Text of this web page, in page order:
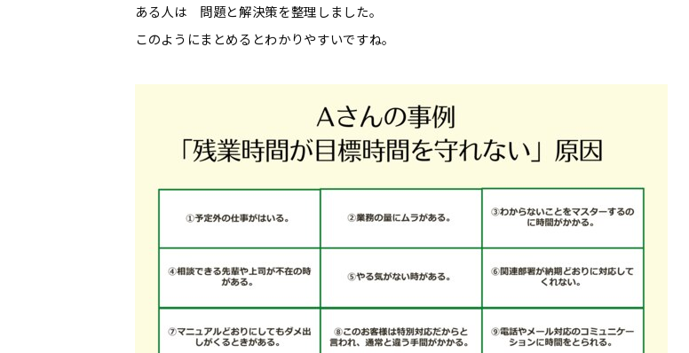
ある人は 問題と解決策を整理しました。
このようにまとめるとわかりやすいですね。